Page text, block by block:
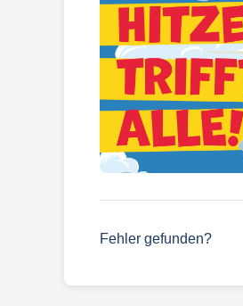
Fehler gefunden?